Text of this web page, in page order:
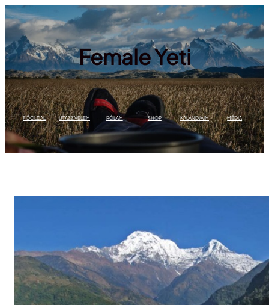
Ugrás
a
tartalomhoz
Female Yeti
FŐOLDAL UTAZZ VELEM RÓLAM SHOP KALANDJAIM MÉDIA